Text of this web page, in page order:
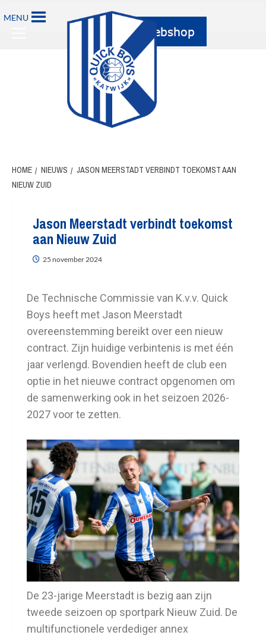
MENU
HOME NIEUWS
JASON MEERSTADT VERBINDT TOEKOMST AAN
NIEUW ZUID
Jason Meerstadt verbindt toekomst
aan Nieuw Zuid
25 november 2024
De Technische Commissie van K.v.v. Quick
Boys heeft met Jason Meerstadt
overeenstemming bereikt over een nieuw
contract. Zijn huidige verbintenis is met één
jaar verlengd. Bovendien heeft de club een
optie in het nieuwe contract opgenomen om
de samenwerking ook in het seizoen 2026-
2027 voor te zetten.
De 23-jarige Meerstadt is bezig aan zijn
tweede seizoen op sportpark Nieuw Zuid. De
multifunctionele verdediger annex